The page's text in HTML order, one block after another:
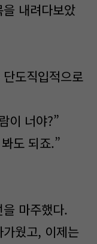
내려다보았
도직입적으로
이 너야?”
도 되죠.”
마주했다.
웠고, 이제는